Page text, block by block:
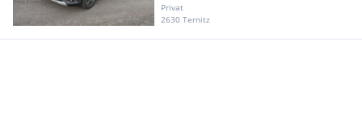
Privat
2630 Ternitz